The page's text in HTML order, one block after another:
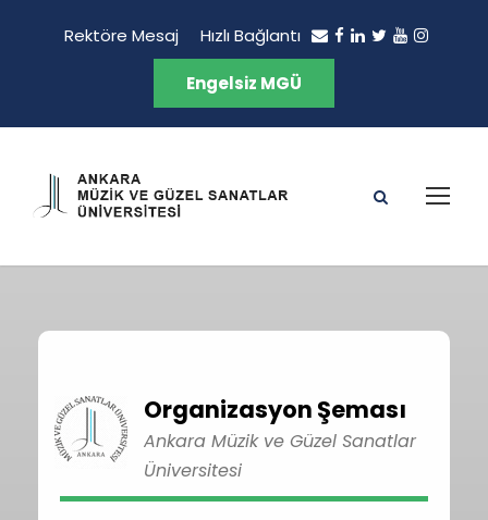
Rektöre Mesaj Hızlı Bağlantı
Engelsiz MGÜ
Organizasyon Şeması
Ankara Müzik ve Güzel Sanatlar
Üniversitesi